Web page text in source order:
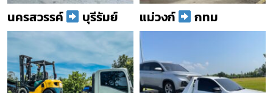
นครสวรรค์ บุรีรัมย์ แม่วงก์ กทม